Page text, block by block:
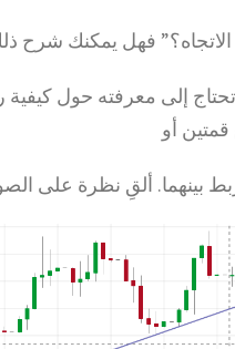
فهل يمكنك شرح
إلى معرفته حول
أو
بينهما. ألقِ نظرة على